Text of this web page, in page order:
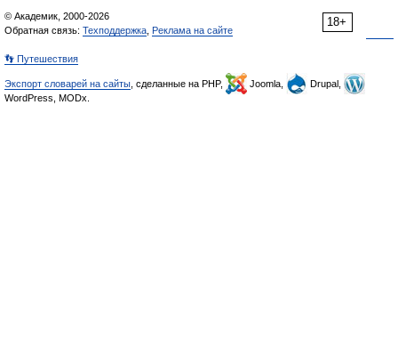
18+
© Академик, 2000-2026
Обратная связь: Техподдержка Реклама на сайте
👣 Путешествия
Экспорт словарей на сайты , сделанные на PHP, Joomla,
Drupal,
WordPress, MODx.